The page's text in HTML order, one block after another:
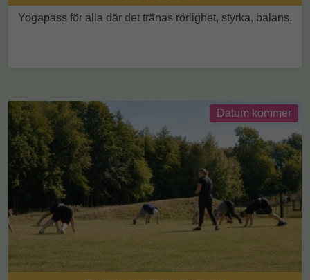
Yogapass för alla där det tränas rörlighet, styrka, balans.
Datum kommer